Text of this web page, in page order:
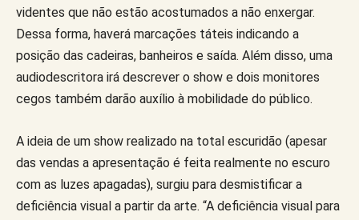
videntes que não estão acostumados a não enxergar.
Dessa forma, haverá marcações táteis indicando a
posição das cadeiras, banheiros e saída. Além disso, uma
audiodescritora irá descrever o show e dois monitores
cegos também darão auxílio à mobilidade do público.
A ideia de um show realizado na total escuridão (apesar
das vendas a apresentação é feita realmente no escuro
com as luzes apagadas), surgiu para desmistificar a
deficiência visual a partir da arte. “A deficiência visual para